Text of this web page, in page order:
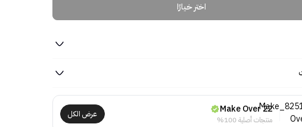
اختر خيارًا
Make Over 22
منتجات أصلية 100%
عرض الكل